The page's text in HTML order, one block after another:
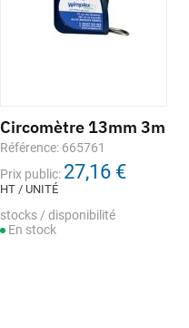
Circomètre 13mm 3m
Référence: 665761
Prix public: 27,16 €
HT / UNITÉ
stocks / disponibilité
En stock